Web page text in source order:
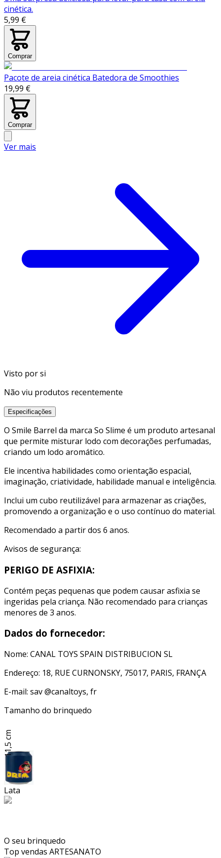
cinética.
5,99 €
Comprar
Pacote de areia cinética Batedora de Smoothies
19,99 €
Comprar
Ver mais
Visto por si
Não viu produtos recentemente
Especificações
O Smile Barrel da marca So Slime é um produto artesanal
que permite misturar lodo com decorações perfumadas,
criando um lodo aromático.
Ele incentiva habilidades como orientação espacial,
imaginação, criatividade, habilidade manual e inteligência.
Inclui um cubo reutilizável para armazenar as criações,
promovendo a organização e o uso contínuo do material.
Recomendado a partir dos 6 anos.
Avisos de segurança:
PERIGO DE ASFIXIA:
Contém peças pequenas que podem causar asfixia se
ingeridas pela criança. Não recomendado para crianças
menores de 3 anos.
Dados do fornecedor:
Nome: CANAL TOYS SPAIN DISTRIBUCION SL
Endereço: 18, RUE CURNONSKY, 75017, PARIS, FRANÇA
E-mail: sav @canaltoys, fr
Tamanho do brinquedo
11,5 cm
Lata
O seu brinquedo
Top vendas ARTESANATO